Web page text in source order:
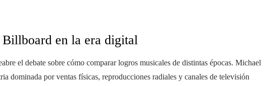
en la era digital
el debate sobre cómo comparar logros musicales de distintas épocas. Michael
dominada por ventas físicas, reproducciones radiales y canales de televisión